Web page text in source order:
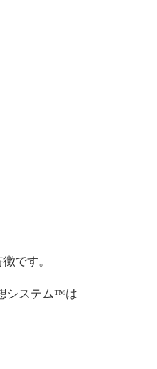
です。
システム™は